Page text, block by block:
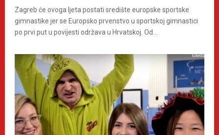
Zagreb će ovoga ljeta postati središte europske sportske
gimnastike jer se Europsko prvenstvo u sportskoj gimnastici
po prvi put u povijesti održava u Hrvatskoj. Od...